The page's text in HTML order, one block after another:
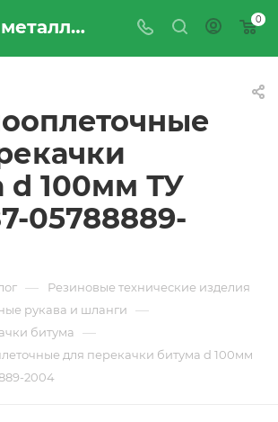
Рукава металлооплеточные для перекачки битума d 100мм ТУ 2554-187-05788889-2004 - купить по цене производителя с доставкой по Москве и России | ПРОМРЕСУРССЕРВИС 0
d 100мм ТУ
05788889-
— Резиновые технические изделия
рукава и шланги —
битума —
для перекачки битума d 100мм
2004